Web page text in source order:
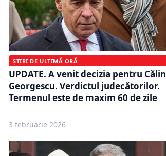
ȘTIRI DE ULTIMĂ ORĂ
UPDATE. A venit decizia pentru Călin
Georgescu. Verdictul judecătorilor.
Termenul este de maxim 60 de zile
3 februarie 2026